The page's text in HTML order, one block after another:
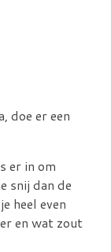
doe er een
er in om
snij dan de
heel even
en wat zout